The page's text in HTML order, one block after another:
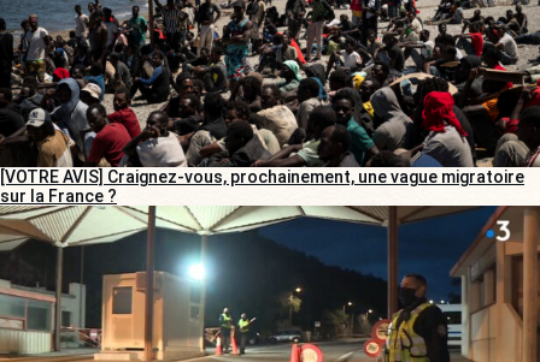
[VOTRE AVIS] Craignez-vous, prochainement, une vague migratoire
sur la France ?